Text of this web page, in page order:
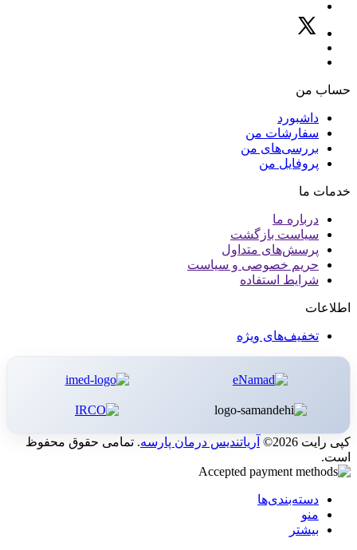
حساب من
داشبورد
سفارشات من
بررسی‌های من
پروفایل من
خدمات ما
درباره ما
سیاست بازگشت
پرسش‌های متداول
حریم خصوصی و سیاست
شرایط استفاده
اطلاعات
تخفیف‌های ویژه
کپی رایت 2026© آریاتندیس درمان پارسه. تمامی حقوق محفوظ
است.
دسته‌بندی‌ها
منو
بیشتر